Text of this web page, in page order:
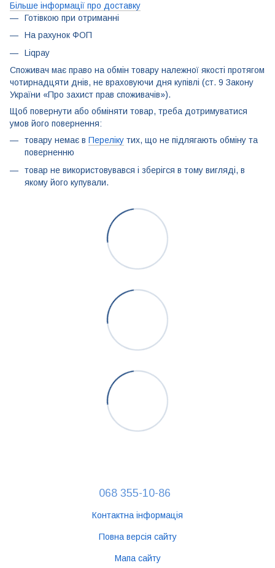
Більше інформації про доставку
Готівкою при отриманні
На рахунок ФОП
Liqpay
Споживач має право на обмін товару належної якості протягом
чотирнадцяти днів, не враховуючи дня купівлі (ст. 9 Закону
України «Про захист прав споживачів»).
Щоб повернути або обміняти товар, треба дотримуватися
умов його повернення:
товару немає в Переліку тих, що не підлягають обміну та
поверненню
товар не використовувався і зберігся в тому вигляді, в
якому його купували.
068 355-10-86
Контактна інформація
Повна версія сайту
Мапа сайту